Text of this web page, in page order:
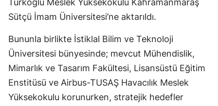
Türkoğlu Meslek Yüksekokulu Kahramanmaraş
Sütçü İmam Üniversitesi’ne aktarıldı.
Bununla birlikte İstiklal Bilim ve Teknoloji
Üniversitesi bünyesinde; mevcut Mühendislik,
Mimarlık ve Tasarım Fakültesi, Lisansüstü Eğitim
Enstitüsü ve Airbus-TUSAŞ Havacılık Meslek
Yüksekokulu korunurken, stratejik hedefler